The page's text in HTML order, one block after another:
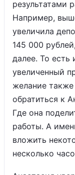
результатами
Например,
увеличила
145 000
далее. То есть
увеличенный
желание также
обратиться к
Где она
работы. А
вложить
несколько